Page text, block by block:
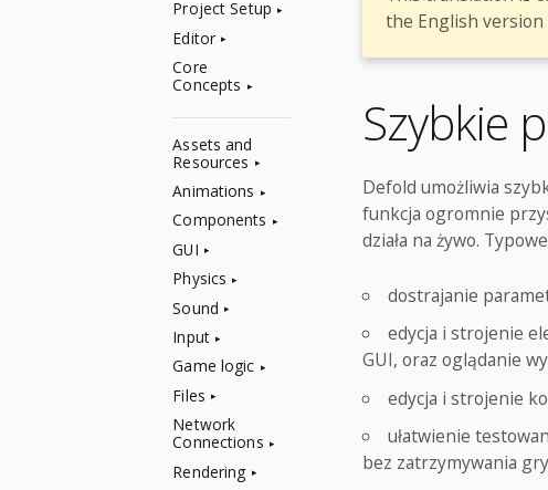
Project Setup
Editor
Core
Concepts
Assets and
Resources
Animations
Components
GUI
Physics
Sound
Input
Game logic
Files
Network
Connections
Rendering
the English
Szybkie
Defold umożliwia
funkcja ogromnie
działa na żywo.
dostrajanie
edycja i strojenie
GUI, oraz oglądanie
edycja i strojenie
ułatwienie
bez zatrzymywania gry